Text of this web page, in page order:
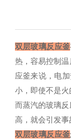
双层玻璃反应釜
热，容易控制
应釜来说，电
小，即使不是
而蒸汽的玻璃
高，就会引发事
双层玻璃反应釜